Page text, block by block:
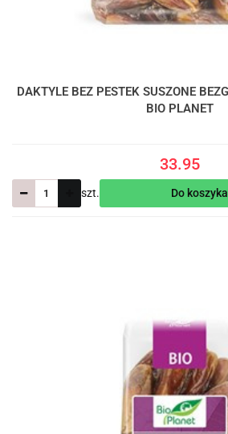
DAKTYLE BEZ PESTEK SUSZONE
BIO PLANET
33.95
szt. Do koszyka